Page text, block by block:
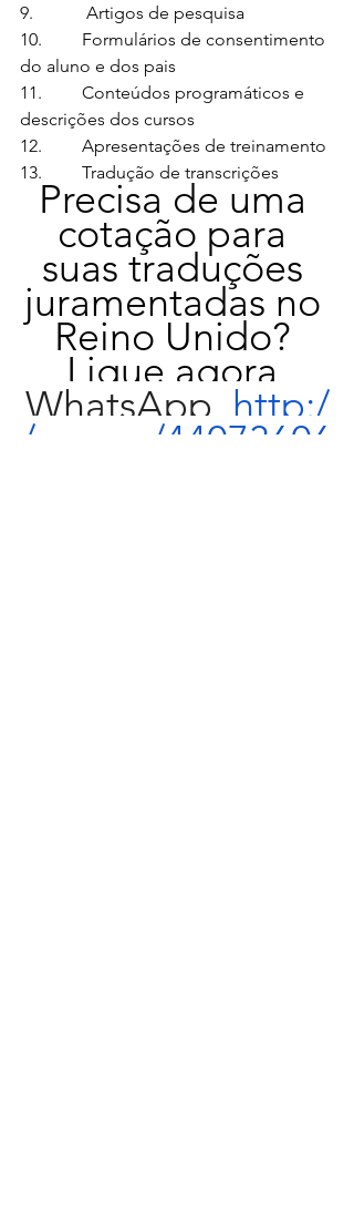
9.            Artigos de pesquisa
10.         Formulários de consentimento
do aluno e dos pais
11.         Conteúdos programáticos e
descrições dos cursos
12.         Apresentações de treinamento
13.         Tradução de transcrições
Precisa de uma
cotação para
suas traduções
juramentadas no
Reino Unido?
Ligue agora
WhatsApp http:/
/wa.me/44073606